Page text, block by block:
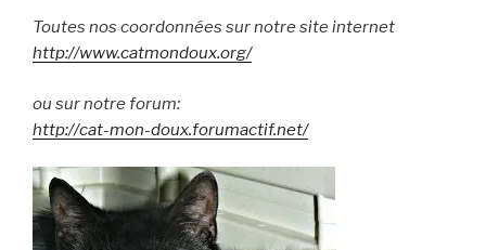
Toutes nos coordonnées sur notre site internet
http://www.catmondoux.org/
ou sur notre forum:
http://cat-mon-doux.forumactif.net/